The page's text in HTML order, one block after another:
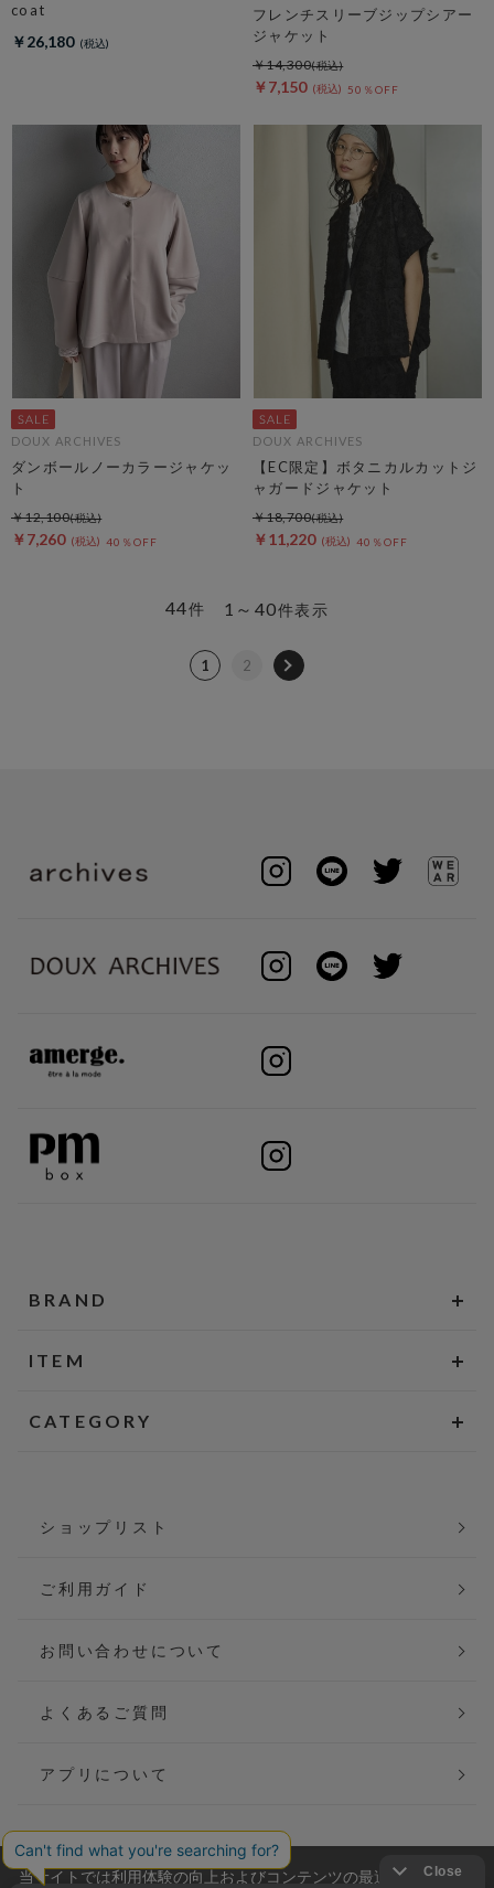
coat
￥26,180
フレンチスリーブジップシアー
ジャケット
￥7,150 50％OFF
￥14,300
DOUX ARCHIVES
ダンボールノーカラージャケッ
ト
￥7,260 40％OFF
￥12,100
DOUX ARCHIVES
【EC限定】ボタニカルカットジ
ャガードジャケット
￥11,220 40％OFF
￥18,700
1～40件表示
44件
1 2
BRAND
ITEM
CATEGORY
ショップリスト
ご利用ガイド
お問い合わせについて
よくあるご質問
アプリについて
当サイトでは利用体験の向上およびコンテンツの最適な提供、ト